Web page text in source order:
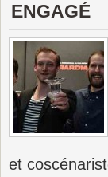
ENGAGÉ
et